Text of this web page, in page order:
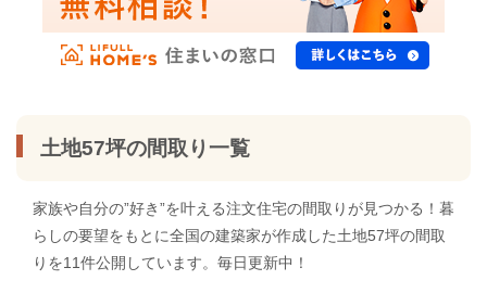
土地57坪の間取り一覧
家族や自分の”好き”を叶える注文住宅の間取りが見つかる！暮
らしの要望をもとに全国の建築家が作成した土地57坪の間取
りを11件公開しています。毎日更新中！